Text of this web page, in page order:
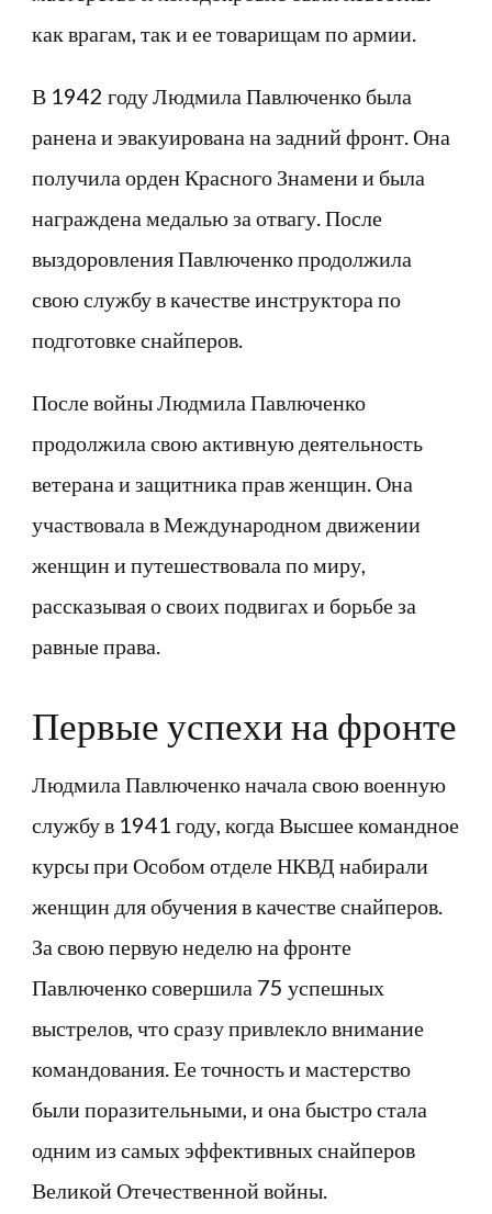
как врагам, так и ее товарищам по армии.
В 1942 году Людмила Павлюченко была
ранена и эвакуирована на задний фронт. Она
получила орден Красного Знамени и была
награждена медалью за отвагу. После
выздоровления Павлюченко продолжила
свою службу в качестве инструктора по
подготовке снайперов.
После войны Людмила Павлюченко
продолжила свою активную деятельность
ветерана и защитника прав женщин. Она
участвовала в Международном движении
женщин и путешествовала по миру,
рассказывая о своих подвигах и борьбе за
равные права.
Первые успехи на фронте
Людмила Павлюченко начала свою военную
службу в 1941 году, когда Высшее командное
курсы при Особом отделе НКВД набирали
женщин для обучения в качестве снайперов.
За свою первую неделю на фронте
Павлюченко совершила 75 успешных
выстрелов, что сразу привлекло внимание
командования. Ее точность и мастерство
были поразительными, и она быстро стала
одним из самых эффективных снайперов
Великой Отечественной войны.